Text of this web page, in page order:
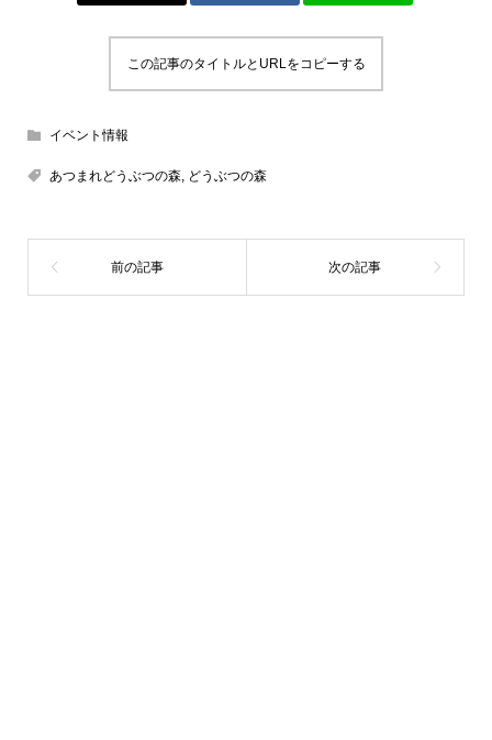
この記事のタイトルとURLをコピーする
イベント情報
あつまれどうぶつの森, どうぶつの森